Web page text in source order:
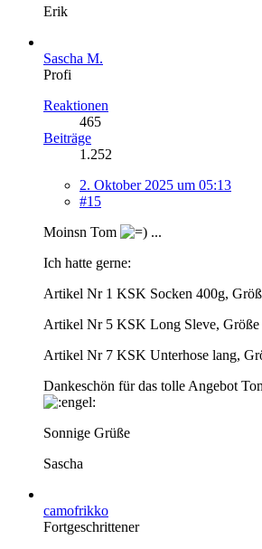
Erik
Sascha M.
Profi
Reaktionen
465
Beiträge
1.252
2. Oktober 2025 um 05:13
#15
Moinsn Tom
...
Ich hatte gerne:
Artikel Nr 1 KSK Socken 400g,
Artikel Nr 5 KSK Long Sleve,
Artikel Nr 7 KSK Unterhose lang,
Dankeschön für das tolle Angebot
Sonnige Grüße
Sascha
camofrikko
Fortgeschrittener